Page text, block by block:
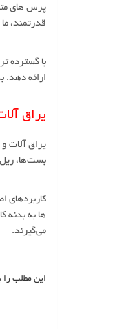
قدرتمند،
با گسترده
ارائه دهد.
یراق
یراق آلات
بست‌ها،
کاربردهای
ها به بدنه
می‌گیرند.
این مطلب را